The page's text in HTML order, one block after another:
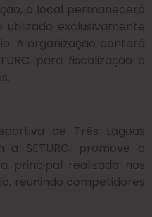
o local permanecerá
exclusivamente
A organização contará
para fiscalização e
de Três Lagoas
a SETURC, promove o
principal realizada nos
reunindo competidores